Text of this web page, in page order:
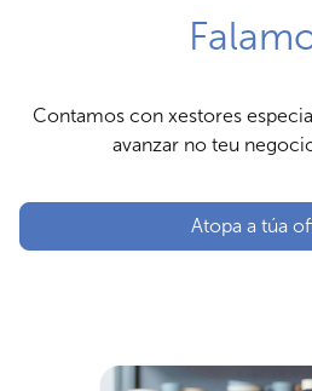
Contamos con xestores
avanzar no teu
Atopa a túa